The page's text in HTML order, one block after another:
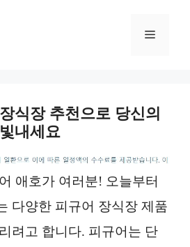
메
식장 추천으로 당신의
내세요
애호가 여러분! 오늘부터
다양한 피규어 장식장 제품
려고 합니다. 피규어는 단